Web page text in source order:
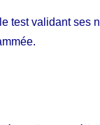
test validant ses